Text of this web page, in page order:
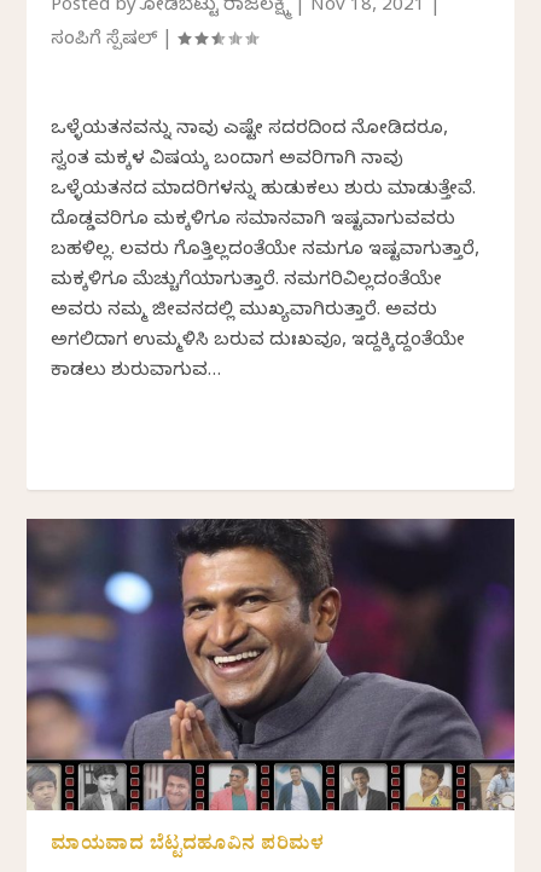
Posted byಕೋಡಿಬೆಟ್ಟು ರಾಜಲಕ್ಷ್ಮಿ Nov 18, 2021
ಸಂಪಿಗೆ ಸ್ಪೆಷಲ್|
ಒಳ್ಳೆಯತನವನ್ನು ನಾವು ಎಷ್ಟೇ ಸದರದಿಂದ ನೋಡಿದರೂ,
ಸ್ವಂತ ಮಕ್ಕಳ ವಿಷಯಕ್ಕೆ ಬಂದಾಗ ಅವರಿಗಾಗಿ ನಾವು
ಒಳ್ಳೆಯತನದ ಮಾದರಿಗಳನ್ನು ಹುಡುಕಲು ಶುರು ಮಾಡುತ್ತೇವೆ.
ದೊಡ್ಡವರಿಗೂ ಮಕ್ಕಳಿಗೂ ಸಮಾನವಾಗಿ ಇಷ್ಟವಾಗುವವರು
ಬಹಳಿಲ್ಲ. ಕೆಲವರು ಗೊತ್ತಿಲ್ಲದಂತೆಯೇ ನಮಗೂ ಇಷ್ಟವಾಗುತ್ತಾರೆ,
ಮಕ್ಕಳಿಗೂ ಮೆಚ್ಚುಗೆಯಾಗುತ್ತಾರೆ. ನಮಗರಿವಿಲ್ಲದಂತೆಯೇ
ಅವರು ನಮ್ಮ ಜೀವನದಲ್ಲಿ ಮುಖ್ಯವಾಗಿರುತ್ತಾರೆ. ಅವರು
ಅಗಲಿದಾಗ ಉಮ್ಮಳಿಸಿ ಬರುವ ದುಃಖವೂ, ಇದ್ದಕ್ಕಿದ್ದಂತೆಯೇ
ಕಾಡಲು ಶುರುವಾಗುವ…
ಮಾಯವಾದ ಬೆಟ್ಟದಹೂವಿನ ಪರಿಮಳ